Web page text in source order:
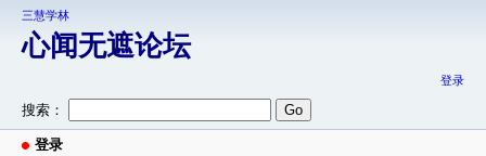
三慧学林
心闻无遮论坛
登录
搜索：
登录